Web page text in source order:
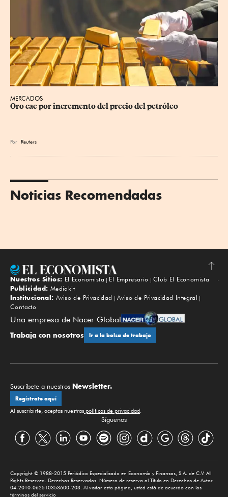
MERCADOS
Oro cae por incremento del precio del petróleo
Por Reuters
Noticias Recomendadas
Subir
Nuestros Sitios: El Economista El Empresario
Club El Economista
Publicidad: Mediakit
Institucional: Aviso de Privacidad
Aviso de Privacidad Integral
Contacto
Una empresa de Nacer Global
Trabaja con nosotros Ir a la bolsa de trabajo
Suscríbete a nuestros Newsletter.
Regístrate aquí
Al suscribirte, aceptas nuestras políticas de privacidad.
Síguenos
Copyright © 1988-2015 Periódico Especializado en Economía y Finanzas, S.A. de C.V. All
Rights Reserved. Derechos Reservados. Número de reserva al Título en Derechos de Autor
04-2010-062510353600-203. Al visitar esta página, usted está de acuerdo con los
términos del servicio